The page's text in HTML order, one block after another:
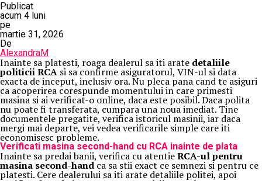
Publicat
acum 4 luni
pe
martie 31, 2026
De
AlexandraM
Inainte sa platesti, roaga dealerul sa iti arate detaliile
politicii RCA si sa confirme asiguratorul, VIN-ul si data
exacta de inceput, inclusiv ora. Nu pleca pana cand te asiguri
ca acoperirea corespunde momentului in care primesti
masina si ai verificat-o online, daca este posibil. Daca polita
nu poate fi transferata, cumpara una noua imediat. Tine
documentele pregatite, verifica istoricul masinii, iar daca
mergi mai departe, vei vedea verificarile simple care iti
economisesc probleme.
Verificati masina second-hand cu RCA inainte de plata
Inainte sa predai banii, verifica cu atentieRCA-ul pentru
masina second-handca sa stii exact ce semnezi si pentru ce
platesti. Cere dealerului sa iti arate detaliile politei, apoi